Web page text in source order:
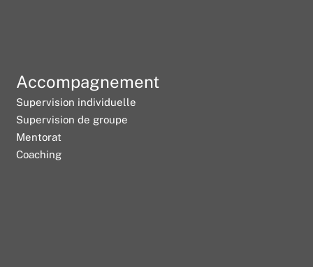
Accompagnement
Supervision individuelle
Supervision de groupe
Mentorat
Coaching